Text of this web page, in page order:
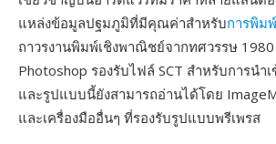
แหล่งข้อมูลปฐมภูมิที่มีคุณค่าสำหรับการพิม
ถาวรงานพิมพ์เชิงพาณิชย์จากทศวรรษ
Photoshop รองรับไฟล์ SCT สำหรับการนำ
และรูปแบบนี้ยังสามารถอ่านได้โดย
และเครื่องมืออื่นๆ ที่รองรับรูปแบบพรีเพรส